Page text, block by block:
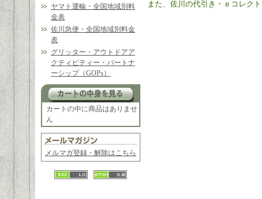
ヤマト運輸・全国地域別料
金表
佐川急便・全国地域別料金
表
グリッター・アウトドアア
クティビティー・パートナ
ーシップ（GOPs）
カートの中に商品はありませ
ん
メルマガ登録・解除はこちら
また、佐川の代引き・ｅコレク